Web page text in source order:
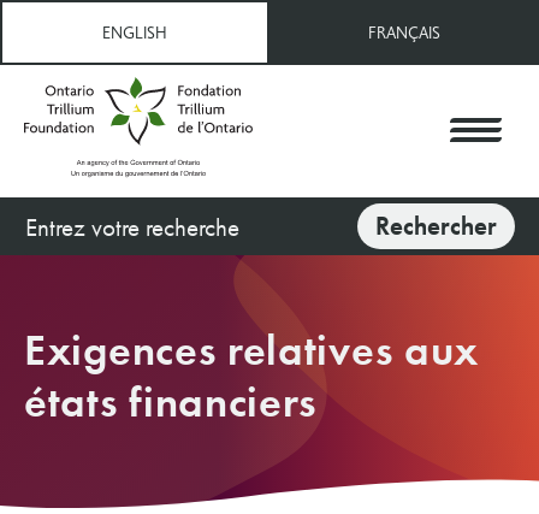
principal
ENGLISH FRANÇAIS
Rechercher Rechercher
Exigences relatives aux
états financiers